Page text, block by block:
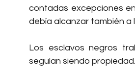
contadas excepciones
debía alcanzar también a
Los esclavos negros
seguían siendo propiedad.